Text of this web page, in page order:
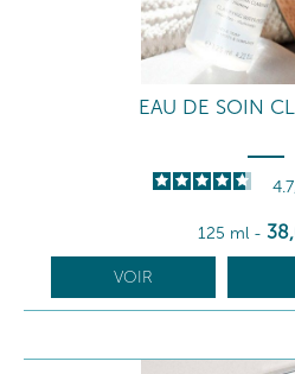
EAU DE SOIN
4.7
125 ml - 38
VOIR